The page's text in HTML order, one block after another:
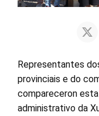
Representantes
provinciais e do
compareceron
administrativo da